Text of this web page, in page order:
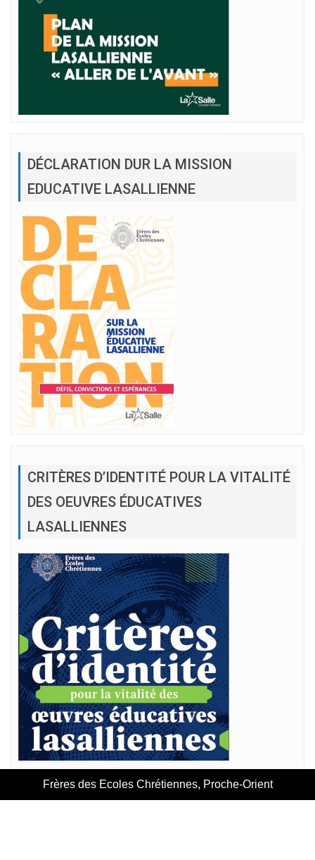
DÉCLARATION DUR LA MISSION
EDUCATIVE LASALLIENNE
CRITÈRES D’IDENTITÉ POUR LA VITALITÉ
DES OEUVRES ÉDUCATIVES
LASALLIENNES
Frères des Ecoles Chrétiennes, Proche-Orient